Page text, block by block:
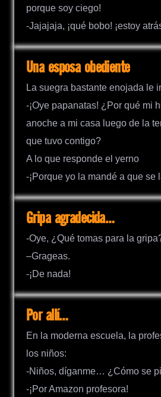
porque soy ciego!
-Jajajaja, ¡qué bobo! ¡estoy
Una esposa obediente
La suegra bastante enojada le
-¡Oye papanatas! ¿Por qué mi
anoche a mi casa luego de la
que tuvo contigo?
A lo que responde el yerno
-¡Porque yo la mandé a que se
Gripa agradecida…
-Oye, ¿Qué tomas para la
–Grageas.
-¡De nada!
Por allí…
En la moderna escuela, la
los niños:
-Niños, díganme… ¿Cómo se
-¡Por Amazon profesora!